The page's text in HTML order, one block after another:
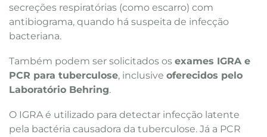
secreções respiratórias (como escarro) com
antibiograma, quando há suspeita de infecção
bacteriana.
Também podem ser solicitados os exames IGRA e
PCR para tuberculose, inclusive oferecidos pelo
Laboratório Behring.
O IGRA é utilizado para detectar infecção latente
pela bactéria causadora da tuberculose. Já a PCR